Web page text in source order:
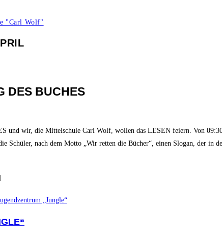
"Carl Wolf"
DES BUCHES
wir, die Mittelschule Carl Wolf, wollen das LESEN feiern. Von
Schüler, nach dem Motto „Wir retten die Bücher“, einen Slogan, der in